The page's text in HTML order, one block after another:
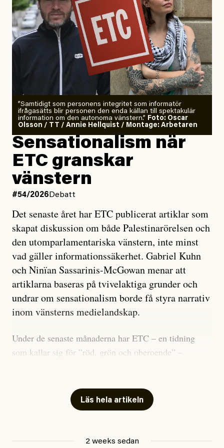
”Samtidigt som personens integritet som informatör
ifrågasätts blir personen den enda källan till spektakulär
information om den autonoma vänstern.” Foto: Oscar
Olsson / TT / Annie Hellquist / Montage: Arbetaren
Sensationalism när
ETC granskar
vänstern
#54/2026 Debatt
Det senaste året har ETC publicerat artiklar som
skapat diskussion om både Palestinarörelsen och
den utomparlamentariska vänstern, inte minst
vad gäller informationssäkerhet. Gabriel Kuhn
och Ninïan Sassarinis-McGowan menar att
artiklarna baseras på tvivelaktiga grunder och
undrar om sensationalism borde få styra narrativ
inom vänsterns medielandskap.
Under de senaste månaderna har ETC – en tidning
som kallar sig för ”röd, grön och oberoende” –
skriver för? Vad betyder det att vara en ”röd, grön och
oberoende” tidning? Och vad är egentligen bra
Läs hela artikeln
2 weeks sedan